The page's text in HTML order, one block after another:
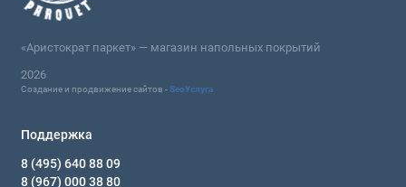
«Аристократ паркет» — магазин напольных покрытий
2026
Создание и продвижение сайтов -SeoУслуга
Поддержка
8 (495) 640 88 09
8 (967) 000 38 80